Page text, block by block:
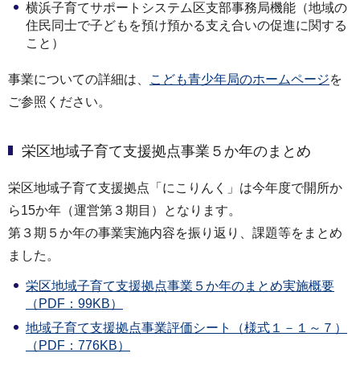
横浜子育てサポートシステム区支部事務局機能（地域の
住民同士で子どもを預け預かる支え合いの促進に関する
こと）
事業についての詳細は、 こども青少年局のホームページを
ご参照ください。
栄区地域子育て支援拠点事業５か年のまとめ
栄区地域子育て支援拠点「にこりんく」は今年度で開所か
ら15か年（運営第３期目）となります。
第３期５か年の事業実施内容を振り返り、課題等をまとめ
ました。
栄区地域子育て支援拠点事業５か年のまとめ実施概要
（PDF：99KB）
地域子育て支援拠点事業評価シート（様式１－１～７）
（PDF：776KB）